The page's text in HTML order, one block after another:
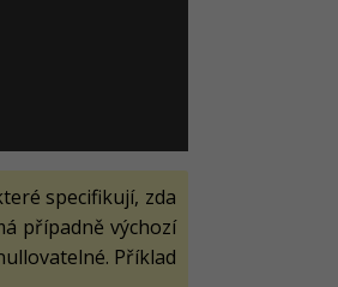
specifikují, zda
případně výchozí
Příklad